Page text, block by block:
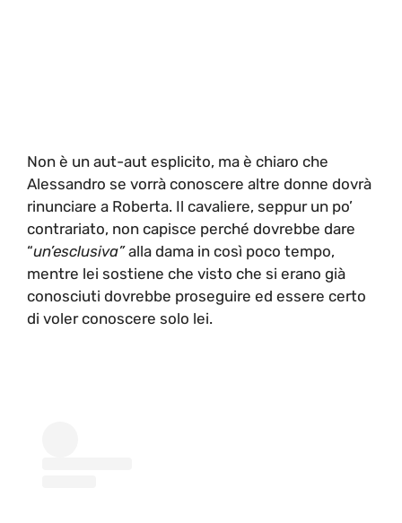
Non è un aut-aut esplicito, ma è chiaro che
Alessandro se vorrà conoscere altre donne dovrà
rinunciare a Roberta. Il cavaliere, seppur un po’
contrariato, non capisce perché dovrebbe dare
“un’esclusiva”alla dama in così poco tempo,
mentre lei sostiene che visto che si erano già
conosciuti dovrebbe proseguire ed essere certo
di voler conoscere solo lei.